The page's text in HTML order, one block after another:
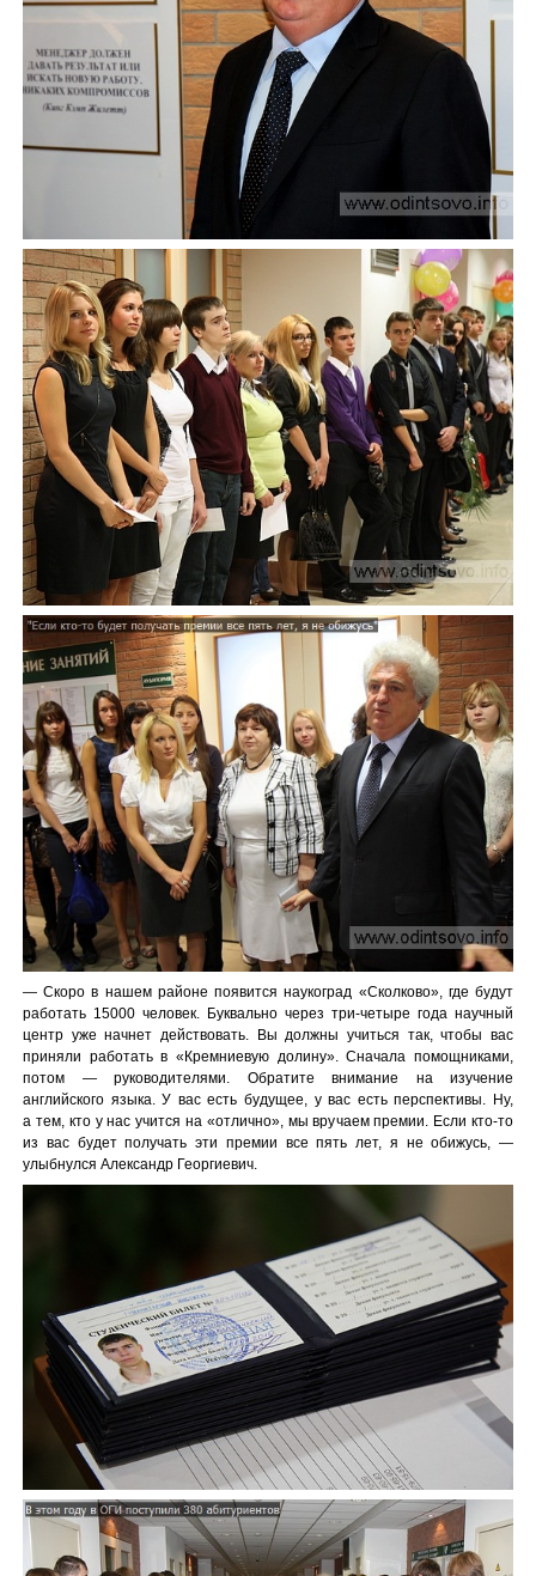
— Скоро в нашем районе появится наукоград «Сколково», где будут
работать 15000 человек. Буквально через три-четыре года научный
центр уже начнет действовать. Вы должны учиться так, чтобы вас
приняли работать в «Кремниевую долину». Сначала помощниками,
потом — руководителями. Обратите внимание на изучение
английского языка. У вас есть будущее, у вас есть перспективы. Ну,
а тем, кто у нас учится на «отлично», мы вручаем премии. Если кто-то
из вас будет получать эти премии все пять лет, я не обижусь, —
улыбнулся Александр Георгиевич.